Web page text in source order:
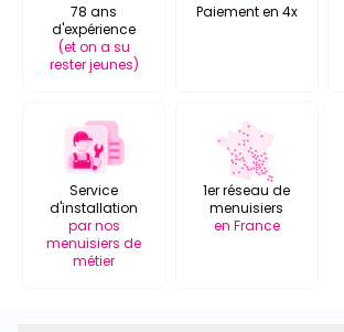
78 ans
d'expérience
(et on a su
rester jeunes)
Paiement en 4x
Service
d'installation
par nos
menuisiers de
métier
1er réseau de
menuisiers
en France